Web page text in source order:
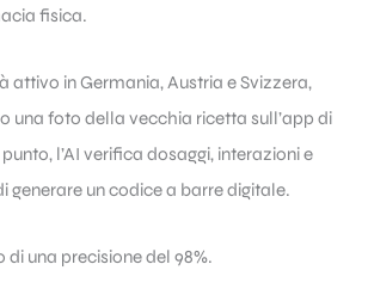
fisica.
attivo in Germania, Austria e Svizzera,
una foto della vecchia ricetta sull’app di
l’AI verifica dosaggi, interazioni e
generare un codice a barre digitale.
una precisione del 98%.